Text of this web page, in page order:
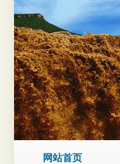
网站首页